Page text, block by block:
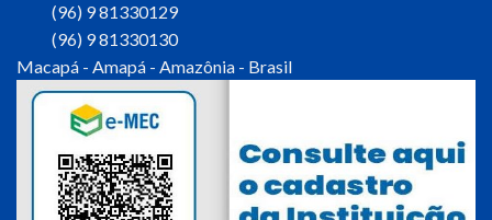
(96) 9 81330129
(96) 9 81330130
Macapá - Amapá - Amazônia - Brasil